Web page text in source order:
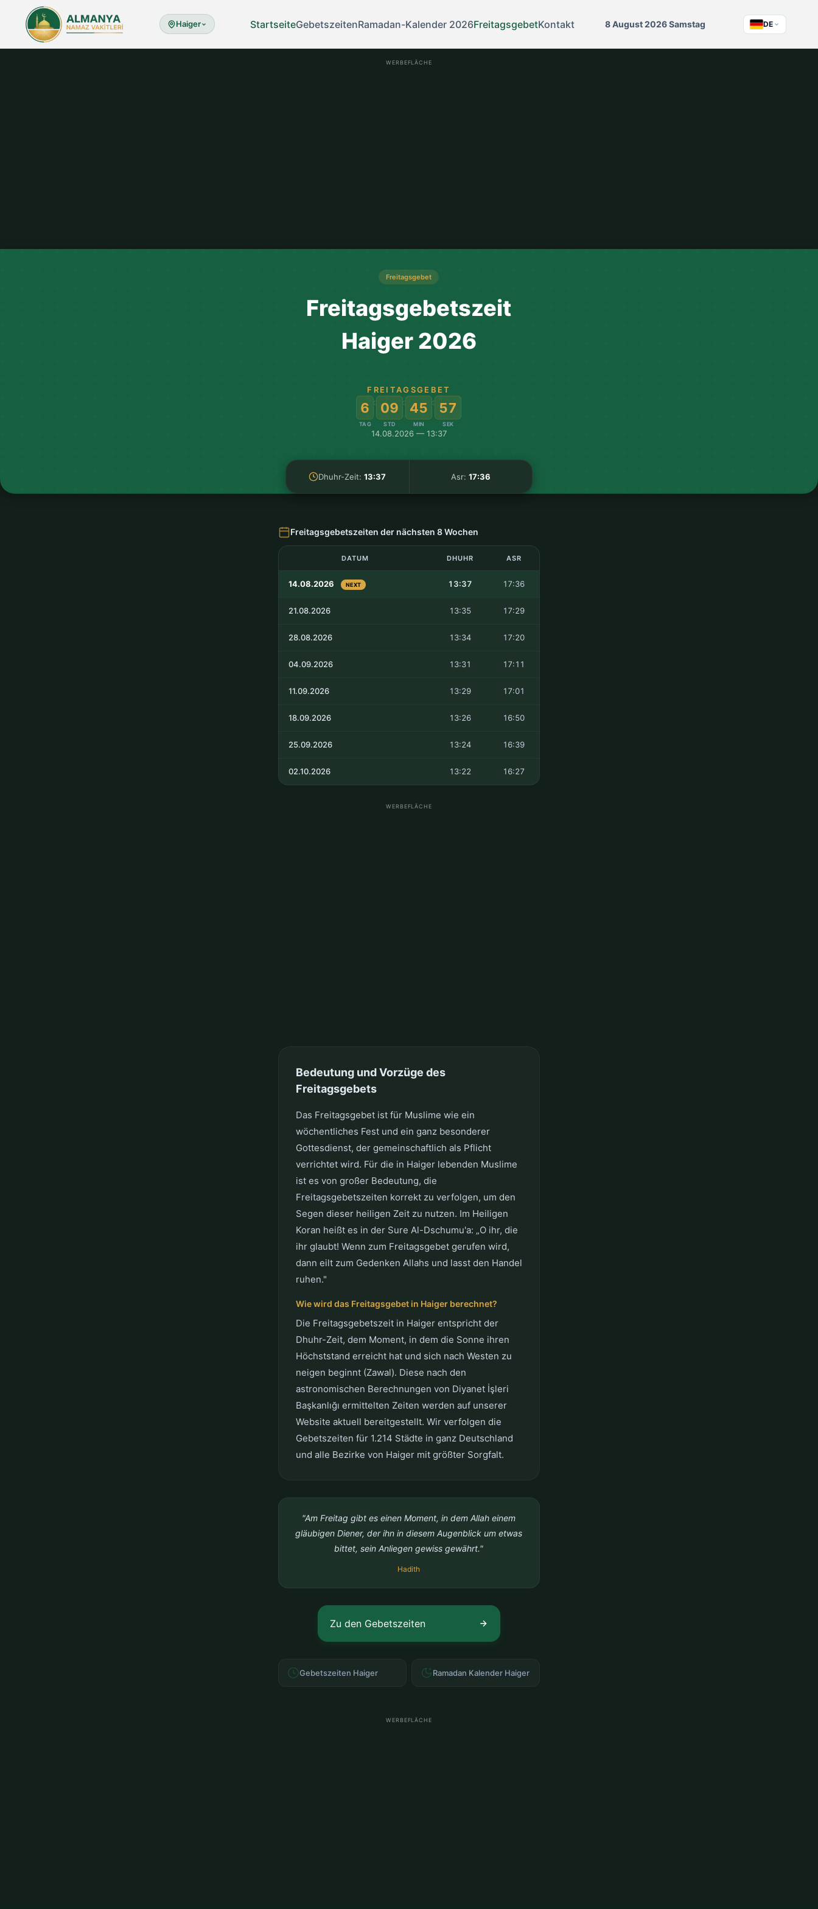
Haiger StartseiteGebetszeitenRamadan-Kalender 2026FreitagsgebetKontakt 8 August 2026 Samstag DE
WERBEFLÄCHE
Freitagsgebet
Freitagsgebetszeit
Haiger 2026
FREITAGSGEBET
6
TAG
: 09
STD
: 45
MIN
: 57
SEK
14.08.2026 — 13:37
Dhuhr-Zeit:13:37 Asr: 17:36
Freitagsgebetszeiten der nächsten 8 Wochen
DATUM DHUHR ASR
14.08.2026 NEXT 13:37 17:36
21.08.2026 13:35 17:29
28.08.2026 13:34 17:20
04.09.2026 13:31 17:11
11.09.2026 13:29 17:01
18.09.2026 13:26 16:50
25.09.2026 13:24 16:39
02.10.2026 13:22 16:27
WERBEFLÄCHE
Bedeutung und Vorzüge des
Freitagsgebets
Das Freitagsgebet ist für Muslime wie ein
wöchentliches Fest und ein ganz besonderer
Gottesdienst, der gemeinschaftlich als Pflicht
verrichtet wird. Für die in Haiger lebenden Muslime
ist es von großer Bedeutung, die
Freitagsgebetszeiten korrekt zu verfolgen, um den
Segen dieser heiligen Zeit zu nutzen. Im Heiligen
Koran heißt es in der Sure Al-Dschumu'a: „O ihr, die
ihr glaubt! Wenn zum Freitagsgebet gerufen wird,
dann eilt zum Gedenken Allahs und lasst den Handel
ruhen."
Wie wird das Freitagsgebet in Haiger berechnet?
Die Freitagsgebetszeit in Haiger entspricht der
Dhuhr-Zeit, dem Moment, in dem die Sonne ihren
Höchststand erreicht hat und sich nach Westen zu
neigen beginnt (Zawal). Diese nach den
astronomischen Berechnungen von Diyanet İşleri
Başkanlığı ermittelten Zeiten werden auf unserer
Website aktuell bereitgestellt. Wir verfolgen die
Gebetszeiten für 1.214 Städte in ganz Deutschland
und alle Bezirke von Haiger mit größter Sorgfalt.
"Am Freitag gibt es einen Moment, in dem Allah einem
gläubigen Diener, der ihn in diesem Augenblick um etwas
bittet, sein Anliegen gewiss gewährt."
Hadith
Zu den Gebetszeiten
Gebetszeiten Haiger Ramadan Kalender Haiger
WERBEFLÄCHE